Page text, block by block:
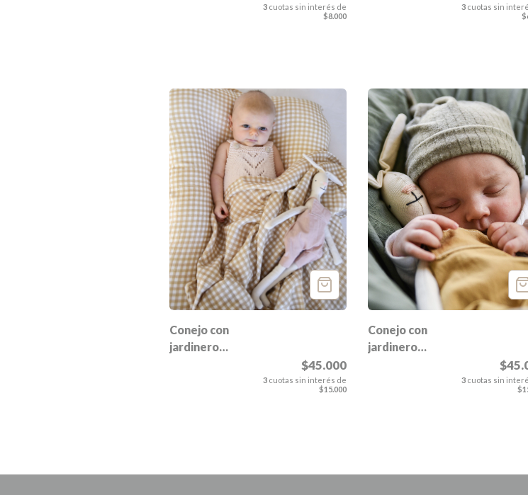
3 cuotas sin interés de
$8.000
3 cuotas sin
Conejo con
jardinero
$45.000
3 cuotas sin interés de
$15.000
Conejo con
jardinero
3 cuotas sin